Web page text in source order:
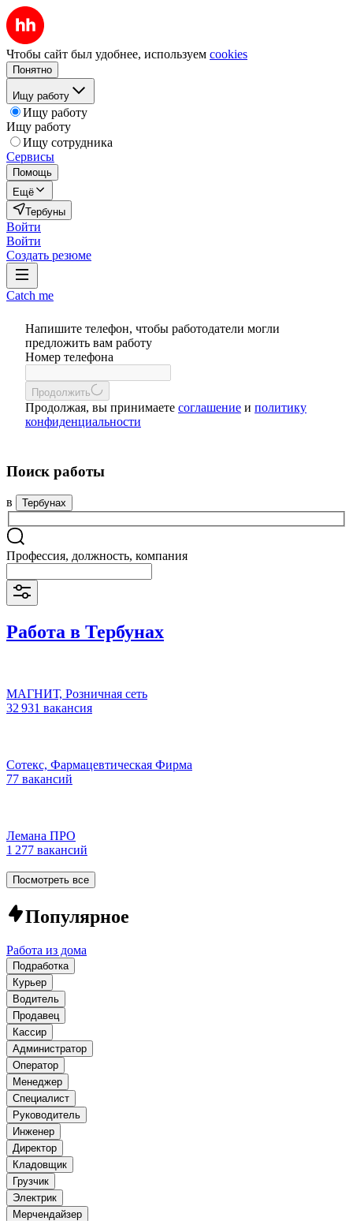
Чтобы сайт был удобнее, используем cookies
Понятно
Ищу работу
Ищу работу
Ищу работу
Ищу сотрудника
Сервисы
Помощь
Ещё
Тербуны
Войти
Войти
Создать резюме
Catch me
Напишите телефон, чтобы работодатели могли
предложить вам работу
Номер телефона
Продолжить
Продолжая, вы принимаете соглашение и политику
конфиденциальности
Поиск работы
в Тербунах
Профессия, должность, компания
Работа в Тербунах
МАГНИТ, Розничная сеть
32 931 вакансия
Сотекс, Фармацевтическая Фирма
77 вакансий
Лемана ПРО
1 277 вакансий
Посмотреть все
Популярное
Работа из дома
Подработка
Курьер
Водитель
Продавец
Кассир
Администратор
Оператор
Менеджер
Специалист
Руководитель
Инженер
Директор
Кладовщик
Грузчик
Электрик
Мерчендайзер